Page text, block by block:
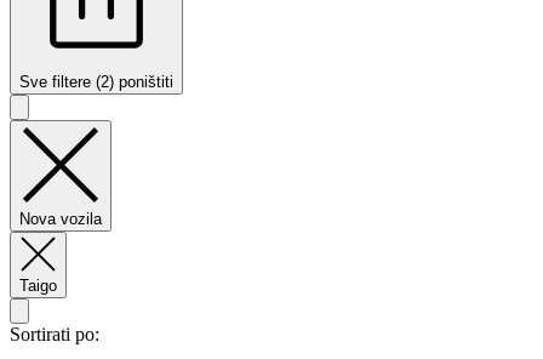
Sve filtere (2) poništiti
Nova vozila
Taigo
Sortirati po: